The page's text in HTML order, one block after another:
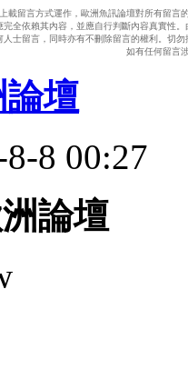
載留言方式運作，歐洲魚訊論壇對所有留
全依賴其內容，並應自行判斷內容真實性
士留言，同時亦有不刪除留言的權利。切
如有任何留言
論壇
8 00:27
論壇